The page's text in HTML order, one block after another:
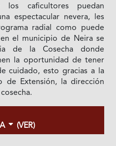
los caficultores puedan
espectacular nevera, les
radial como puede
el municipio de Neira se
de la Cosecha donde
la oportunidad de tener
cuidado, esto gracias a la
de Extensión, la dirección
(VER)